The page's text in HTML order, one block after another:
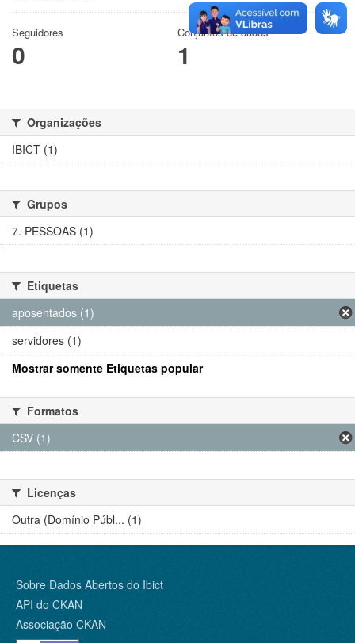
Seguidores
0
Conjuntos de dados
1
Organizações
IBICT (1)
Grupos
7. PESSOAS (1)
Etiquetas
aposentados (1)
servidores (1)
Mostrar somente Etiquetas popular
Formatos
CSV (1)
Licenças
Outra (Domínio Públ... (1)
Sobre Dados Abertos do Ibict
API do CKAN
Associação CKAN